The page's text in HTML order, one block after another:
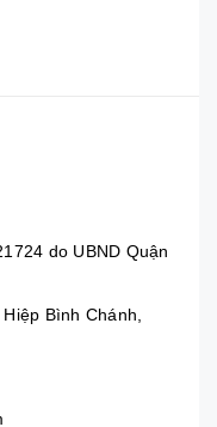
do UBND Quận
Bình Chánh,